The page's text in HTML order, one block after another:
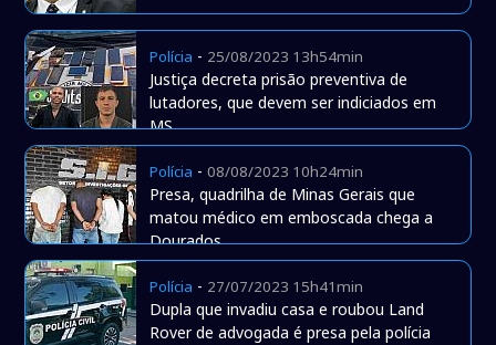
Polícia - 25/08/2023 13h54min
Justiça decreta prisão preventiva de
lutadores, que devem ser indiciados em
MS
Polícia -08/08/2023 10h24min
Presa, quadrilha de Minas Gerais que
matou médico em emboscada chega a
Dourados
Polícia - 27/07/2023 15h41min
Dupla que invadiu casa e roubou Land
Rover de advogada é presa pela polícia